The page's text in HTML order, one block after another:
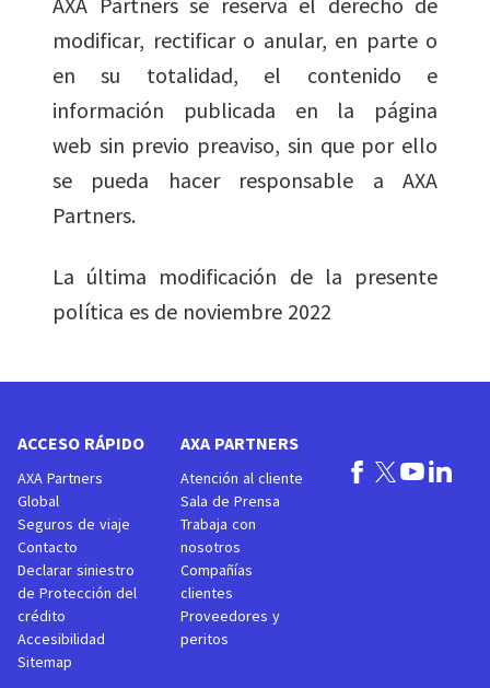
modificar, rectificar o anular, en parte o
en su totalidad, el contenido e
información publicada en la página
web sin previo preaviso, sin que por ello
se pueda hacer responsable a AXA
Partners.
La última modificación de la presente
política es de noviembre 2022
ACCESO RÁPIDO
AXA Partners
Global
Seguros de viaje
Contacto
Declarar siniestro
de Protección del
crédito
Accesibilidad
Sitemap
AXA PARTNERS
Atención al cliente
Sala de Prensa
Trabaja con
nosotros
Compañías
clientes
Proveedores y
peritos